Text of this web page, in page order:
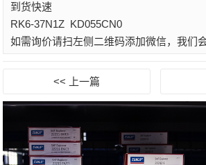
到货快速
RK6-37N1Z KD055CN0
如需询价请扫左侧二维码添加微信，我们
<< 上一篇